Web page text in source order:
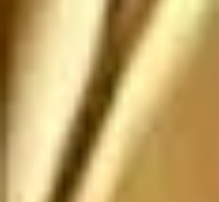
construcciones
paradójicas que son
más grandes de lo que
piensan
Atentamente: Satanás